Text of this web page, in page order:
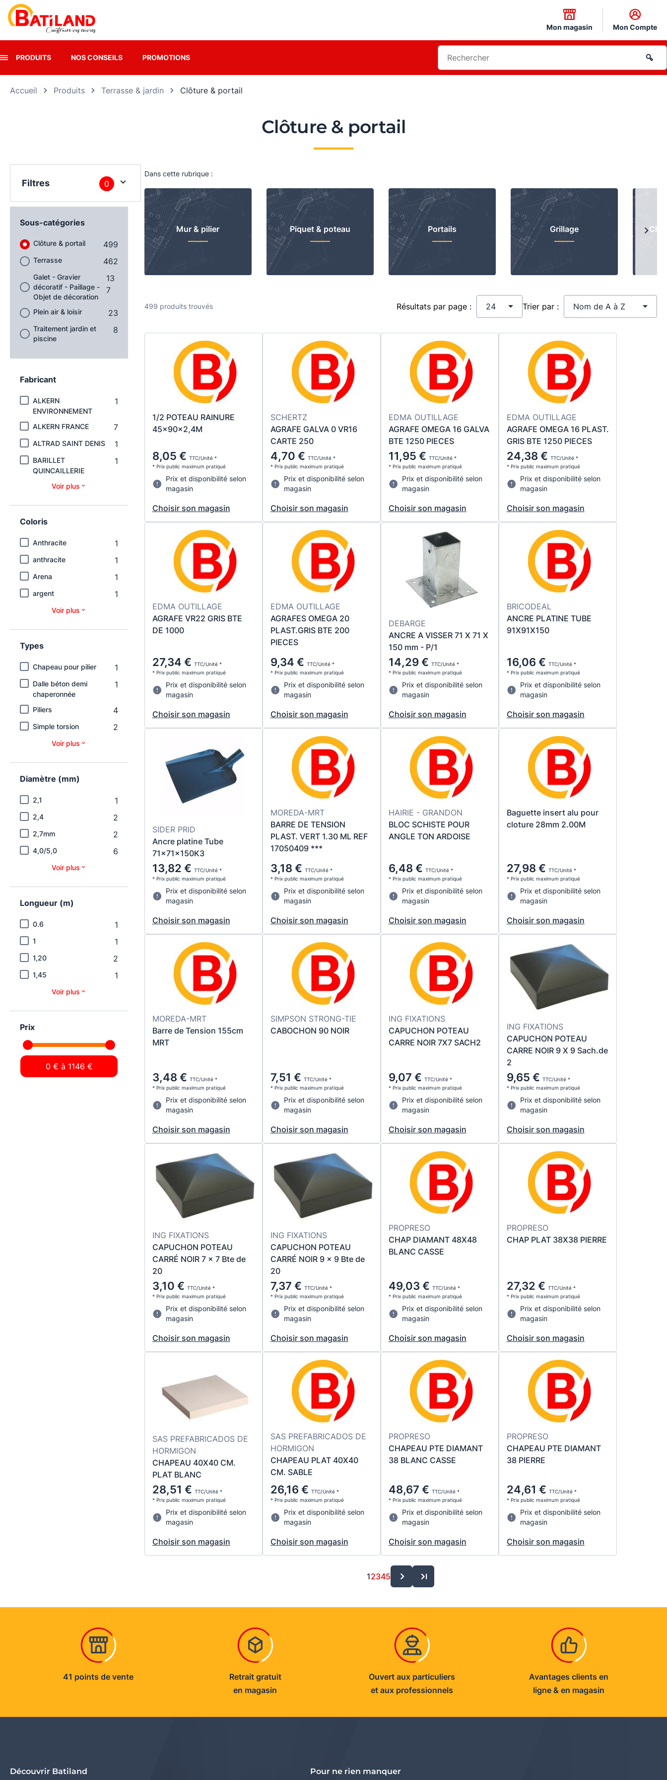
Mon magasin Mon Compte
PRODUITS NOS CONSEILS PROMOTIONS
Accueil Produits Terrasse & jardin Clôture & portail
Clôture & portail
Filtres 0
Sous-catégories
Clôture & portail 499
Terrasse 462
Galet - Gravier
décoratif - Paillage -
Objet de décoration
13
7
Plein air & loisir 23
Traitement jardin et
piscine
8
Fabricant
ALKERN
ENVIRONNEMENT
1
ALKERN FRANCE 7
ALTRAD SAINT DENIS 1
BARILLET
QUINCAILLERIE
1
Voir plus
Coloris
Anthracite 1
anthracite 1
Arena 1
argent 1
Voir plus
Types
Chapeau pour pilier 1
Dalle béton demi
chaperonnée
1
Piliers 4
Simple torsion 2
Voir plus
Diamètre (mm)
2,1 1
2,4 2
2,7mm 2
4,0/5,0 6
Voir plus
Longueur (m)
0.6 1
1 1
1,20 2
1,45 1
Voir plus
Prix
Dans cette rubrique :
Mur & pilier Piquet & poteau Portails Grillage
499 produits trouvés Résultats par page : Trier par :
1/2 POTEAU RAINURE
45x90x2,4M
8,05 € TTC/Unité *
* Prix public maximum pratiqué
Prix et disponibilité selon
magasin
Choisir son magasin
SCHERTZ
AGRAFE GALVA 0 VR16
CARTE 250
4,70 € TTC/Unité *
* Prix public maximum pratiqué
Prix et disponibilité selon
magasin
Choisir son magasin
EDMA OUTILLAGE
AGRAFE OMEGA 16 GALVA
BTE 1250 PIECES
11,95 € TTC/Unité *
* Prix public maximum pratiqué
Prix et disponibilité selon
magasin
Choisir son magasin
EDMA OUTILLAGE
AGRAFE OMEGA 16 PLAST.
GRIS BTE 1250 PIECES
24,38 € TTC/Unité *
* Prix public maximum pratiqué
Prix et disponibilité selon
magasin
Choisir son magasin
EDMA OUTILLAGE
AGRAFE VR22 GRIS BTE
DE 1000
27,34 € TTC/Unité *
* Prix public maximum pratiqué
Prix et disponibilité selon
magasin
Choisir son magasin
EDMA OUTILLAGE
AGRAFES OMEGA 20
PLAST.GRIS BTE 200
PIECES
9,34 € TTC/Unité *
* Prix public maximum pratiqué
Prix et disponibilité selon
magasin
Choisir son magasin
DEBARGE
ANCRE A VISSER 71 X 71 X
150 mm - P/1
14,29 € TTC/Unité *
* Prix public maximum pratiqué
Prix et disponibilité selon
magasin
Choisir son magasin
BRICODEAL
ANCRE PLATINE TUBE
91X91X150
16,06 € TTC/Unité *
* Prix public maximum pratiqué
Prix et disponibilité selon
magasin
Choisir son magasin
SIDER PRID
Ancre platine Tube
71x71x150K3
13,82 € TTC/Unité *
* Prix public maximum pratiqué
Prix et disponibilité selon
magasin
Choisir son magasin
MOREDA-MRT
BARRE DE TENSION
PLAST. VERT 1.30 ML REF
17050409 ***
3,18 € TTC/Unité *
* Prix public maximum pratiqué
Prix et disponibilité selon
magasin
Choisir son magasin
HAIRIE - GRANDON
BLOC SCHISTE POUR
ANGLE TON ARDOISE
6,48 € TTC/Unité *
* Prix public maximum pratiqué
Prix et disponibilité selon
magasin
Choisir son magasin
Baguette insert alu pour
cloture 28mm 2.00M
27,98 € TTC/Unité *
* Prix public maximum pratiqué
Prix et disponibilité selon
magasin
Choisir son magasin
MOREDA-MRT
Barre de Tension 155cm
MRT
3,48 € TTC/Unité *
* Prix public maximum pratiqué
Prix et disponibilité selon
magasin
Choisir son magasin
SIMPSON STRONG-TIE
CABOCHON 90 NOIR
7,51 € TTC/Unité *
* Prix public maximum pratiqué
Prix et disponibilité selon
magasin
Choisir son magasin
ING FIXATIONS
CAPUCHON POTEAU
CARRE NOIR 7X7 SACH2
9,07 € TTC/Unité *
* Prix public maximum pratiqué
Prix et disponibilité selon
magasin
Choisir son magasin
ING FIXATIONS
CAPUCHON POTEAU
CARRE NOIR 9 X 9 Sach.de
2
9,65 € TTC/Unité *
* Prix public maximum pratiqué
Prix et disponibilité selon
magasin
Choisir son magasin
ING FIXATIONS
CAPUCHON POTEAU
CARRÉ NOIR 7 x 7 Bte de
20
3,10 € TTC/Unité *
* Prix public maximum pratiqué
Prix et disponibilité selon
magasin
Choisir son magasin
ING FIXATIONS
CAPUCHON POTEAU
CARRÉ NOIR 9 x 9 Bte de
20
7,37 € TTC/Unité *
* Prix public maximum pratiqué
Prix et disponibilité selon
magasin
Choisir son magasin
PROPRESO
CHAP DIAMANT 48X48
BLANC CASSE
49,03 € TTC/Unité *
* Prix public maximum pratiqué
Prix et disponibilité selon
magasin
Choisir son magasin
PROPRESO
CHAP PLAT 38X38 PIERRE
27,32 € TTC/Unité *
* Prix public maximum pratiqué
Prix et disponibilité selon
magasin
Choisir son magasin
SAS PREFABRICADOS DE
HORMIGON
CHAPEAU 40X40 CM.
PLAT BLANC
28,51 € TTC/Unité *
* Prix public maximum pratiqué
Prix et disponibilité selon
magasin
Choisir son magasin
SAS PREFABRICADOS DE
HORMIGON
CHAPEAU PLAT 40X40
CM. SABLE
26,16 € TTC/Unité *
* Prix public maximum pratiqué
Prix et disponibilité selon
magasin
Choisir son magasin
PROPRESO
CHAPEAU PTE DIAMANT
38 BLANC CASSE
48,67 € TTC/Unité *
* Prix public maximum pratiqué
Prix et disponibilité selon
magasin
Choisir son magasin
PROPRESO
CHAPEAU PTE DIAMANT
38 PIERRE
24,61 € TTC/Unité *
* Prix public maximum pratiqué
Prix et disponibilité selon
magasin
Choisir son magasin
12345
41 points de vente
Retrait gratuit
en magasin
Ouvert aux particuliers
et aux professionnels
Avantages clients en
ligne & en magasin
Découvrir Batiland Pour ne rien manquer
Panneau de gestion des cookies